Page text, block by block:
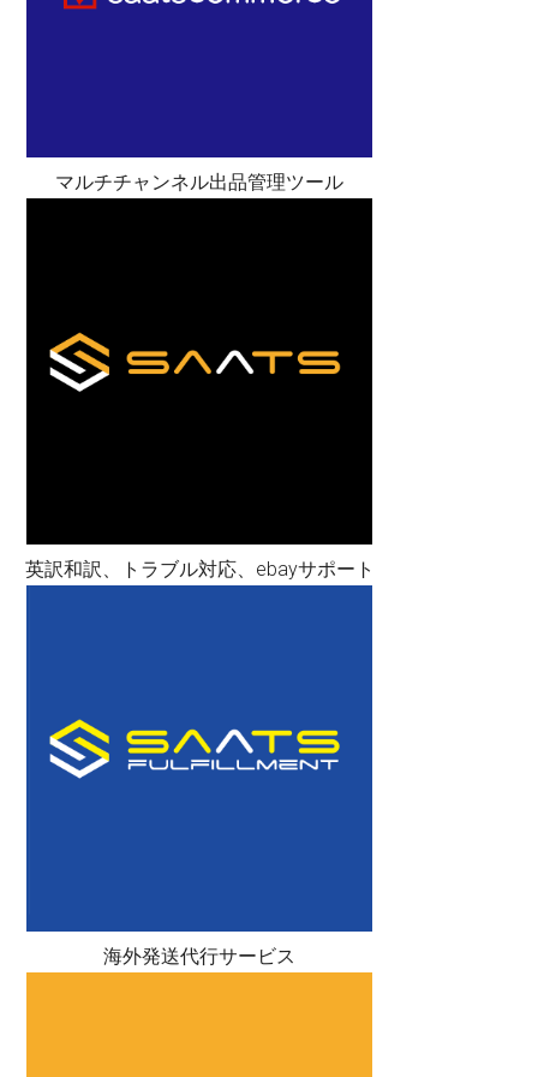
マルチチャンネル出品管理ツール
英訳和訳、トラブル対応、ebayサポート
海外発送代行サービス